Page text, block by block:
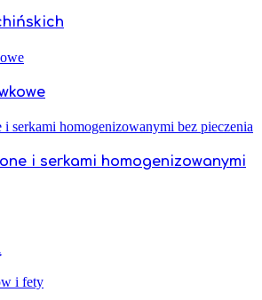
i serkami homogenizowanymi